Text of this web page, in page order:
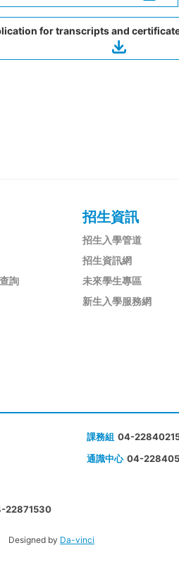
for transcripts and
詢
招生資訊
招生入學管道
招生資訊網
未來學生專區
新生入學服務網
課務組 04-22840215
通識中心 04-
22871530
Designed by Da-vinci